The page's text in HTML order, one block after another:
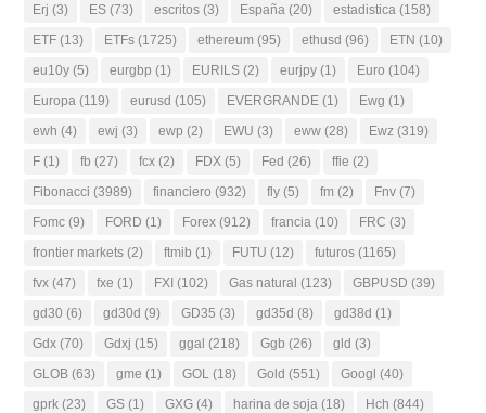
Erj (3) ES (73) escritos (3) España (20) estadistica (158)
ETF (13) ETFs (1725) ethereum (95) ethusd (96) ETN (10)
eu10y (5) eurgbp (1) EURILS (2) eurjpy (1) Euro (104)
Europa (119) eurusd (105) EVERGRANDE (1) Ewg (1)
ewh (4) ewj (3) ewp (2) EWU (3) eww (28) Ewz (319)
F (1) fb (27) fcx (2) FDX (5) Fed (26) ffie (2)
Fibonacci (3989) financiero (932) fly (5) fm (2) Fnv (7)
Fomc (9) FORD (1) Forex (912) francia (10) FRC (3)
frontier markets (2) ftmib (1) FUTU (12) futuros (1165)
fvx (47) fxe (1) FXI (102) Gas natural (123) GBPUSD (39)
gd30 (6) gd30d (9) GD35 (3) gd35d (8) gd38d (1)
Gdx (70) Gdxj (15) ggal (218) Ggb (26) gld (3)
GLOB (63) gme (1) GOL (18) Gold (551) Googl (40)
gprk (23) GS (1) GXG (4) harina de soja (18) Hch (844)